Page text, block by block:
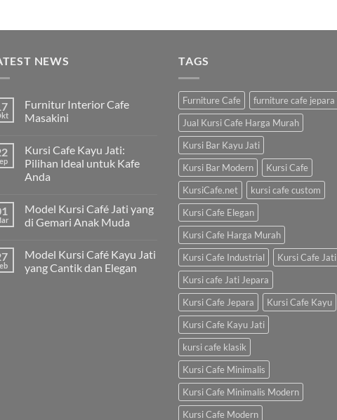
NEWS
Furnitur Interior Cafe
Masakini
Kursi Cafe Kayu Jati:
Pilihan Ideal untuk Kafe
Anda
Model Kursi Café Jati yang
di Gemari Anak Muda
Model Kursi Café Kayu Jati
yang Cantik dan Elegan
TAGS
Furniture Cafe
furniture cafe jepara
Jual Kursi Cafe Harga Murah
Kursi Bar Kayu Jati
Kursi Bar Modern
Kursi Cafe
KursiCafe.net
kursi cafe custom
Kursi Cafe Elegan
Kursi Cafe Harga Murah
Kursi Cafe Industrial
Kursi Cafe Jati
Kursi cafe Jati Jepara
Kursi Cafe Jepara
Kursi Cafe Kayu
Kursi Cafe Kayu Jati
kursi cafe klasik
Kursi Cafe Minimalis
Kursi Cafe Minimalis Modern
Kursi Cafe Modern